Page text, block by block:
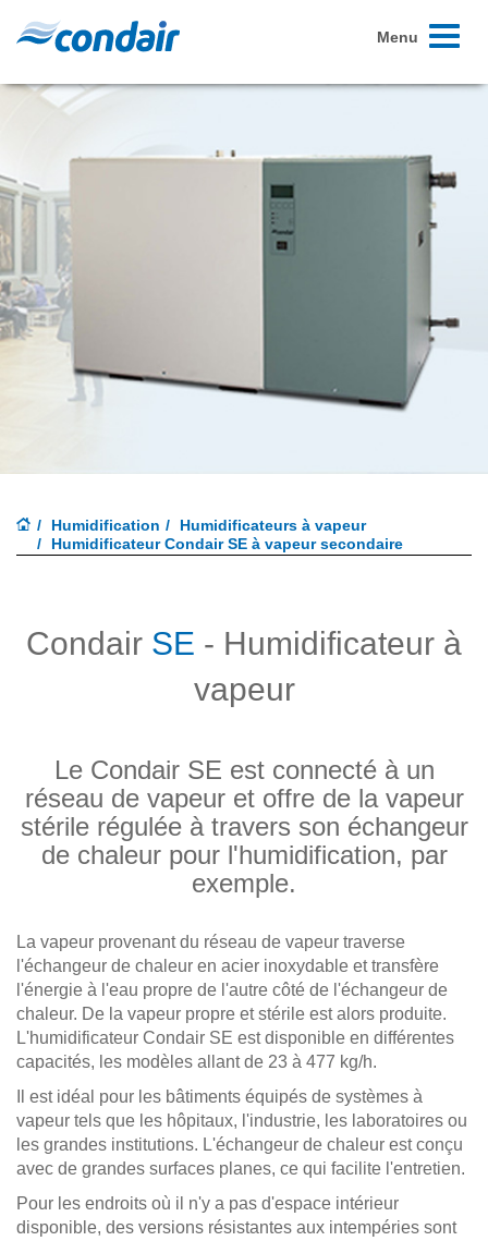
Toggle
Menu
Humidification
Humidificateurs à vapeur
Humidificateur Condair SE à vapeur secondaire
Condair SE - Humidificateur à
vapeur
Le Condair SE est connecté à un
réseau de vapeur et offre de la vapeur
stérile régulée à travers son échangeur
de chaleur pour l'humidification, par
exemple.
La vapeur provenant du réseau de vapeur traverse
l'échangeur de chaleur en acier inoxydable et transfère
l'énergie à l'eau propre de l'autre côté de l'échangeur de
chaleur. De la vapeur propre et stérile est alors produite.
L'humidificateur Condair SE est disponible en différentes
capacités, les modèles allant de 23 à 477 kg/h.
Il est idéal pour les bâtiments équipés de systèmes à
vapeur tels que les hôpitaux, l'industrie, les laboratoires ou
les grandes institutions. L'échangeur de chaleur est conçu
avec de grandes surfaces planes, ce qui facilite l'entretien.
Pour les endroits où il n'y a pas d'espace intérieur
disponible, des versions résistantes aux intempéries sont